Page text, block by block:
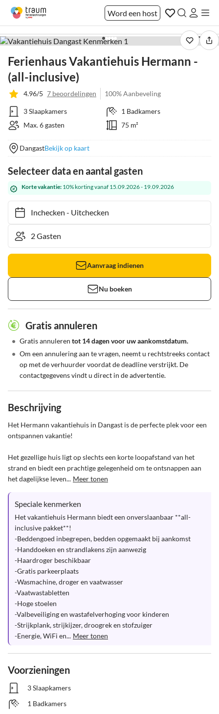
Word een host
1 / 25
Ferienhaus Vakantiehuis Hermann -
(all-inclusive)
4.96/5 7 beoordelingen 100% Aanbeveling
3 Slaapkamers
1 Badkamers
Max. 6 gasten
75 m²
DangastBekijk op kaart
Selecteer data en aantal gasten
Korte vakantie: 10% korting vanaf 15.09.2026 - 19.09.2026
Inchecken- Uitchecken
Aanvraag indienen
Nu boeken
Gratis annuleren
• Gratis annuleren tot 14 dagen voor uw aankomstdatum.
• Om een annulering aan te vragen, neemt u rechtstreeks contact
op met de verhuurder voordat de deadline verstrijkt. De
contactgegevens vindt u direct in de advertentie.
Beschrijving
Het Hermann vakantiehuis in Dangast is de perfecte plek voor een
ontspannen vakantie!
Het gezellige huis ligt op slechts een korte loopafstand van het
strand en biedt een prachtige gelegenheid om te ontsnappen aan
het dagelijkse leven... Meer tonen
Speciale kenmerken
Het vakantiehuis Hermann biedt een onverslaanbaar **all-
inclusive pakket**!
-Beddengoed inbegrepen, bedden opgemaakt bij aankomst
-Handdoeken en strandlakens zijn aanwezig
-Haardroger beschikbaar
-Gratis parkeerplaats
-Wasmachine, droger en vaatwasser
-Vaatwastabletten
-Hoge stoelen
-Valbeveiliging en wastafelverhoging voor kinderen
-Strijkplank, strijkijzer, droogrek en stofzuiger
-Energie, WiFi en... Meer tonen
Voorzieningen
3 Slaapkamers
1 Badkamers